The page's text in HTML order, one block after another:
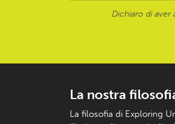
Dichiaro di aver
La nostra
La filosofia di Exploring